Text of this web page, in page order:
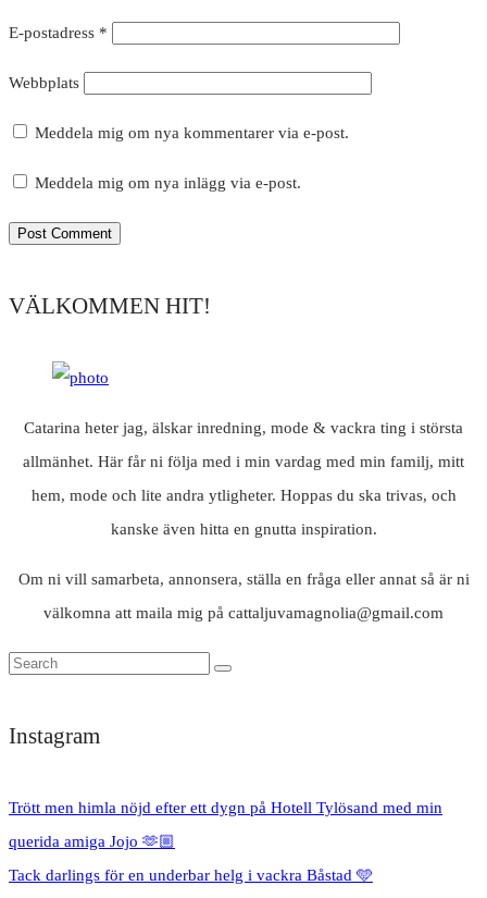
E-postadress *
Webbplats
Meddela mig om nya kommentarer via e-post.
Meddela mig om nya inlägg via e-post.
VÄLKOMMEN HIT!
Catarina heter jag, älskar inredning, mode & vackra ting i största
allmänhet. Här får ni följa med i min vardag med min familj, mitt
hem, mode och lite andra ytligheter. Hoppas du ska trivas, och
kanske även hitta en gnutta inspiration.
Om ni vill samarbeta, annonsera, ställa en fråga eller annat så är ni
välkomna att maila mig på cattaljuvamagnolia@gmail.com
Instagram
Trött men himla nöjd efter ett dygn på Hotell Tylösand med min
querida amiga Jojo 🫶🏼
Tack darlings för en underbar helg i vackra Båstad 🩵